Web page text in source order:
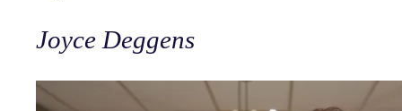
Joyce Deggens